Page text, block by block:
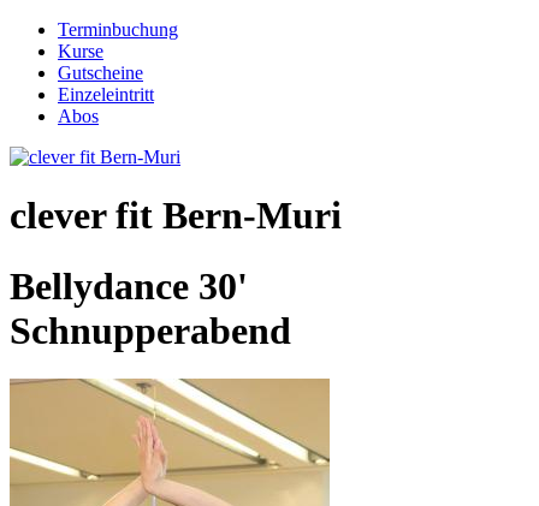
Terminbuchung
Kurse
Gutscheine
Einzeleintritt
Abos
clever fit Bern-Muri
Bellydance 30'
Schnupperabend